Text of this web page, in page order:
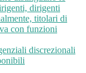
dirigenti
titolari di
con funzioni
discrezionali